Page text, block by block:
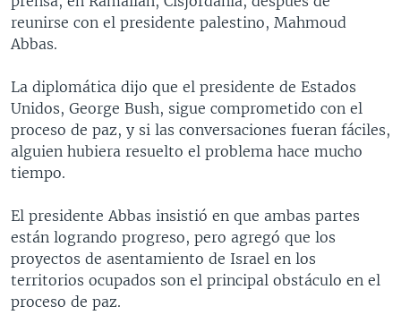
ECUADOR
VENEZUELA
BRASIL
HONDURAS
NICARAGUA
MUNDO
ECONOMÍA
ENTRETENIMIENTO Y CULTURA
TECNOLOGÍA
DEPORTES
CIENCIA Y SALUD
UCRANIA
MULTIMEDIA
VIDEOS
FOTOGRAFÍA
AUDIOS
PROGRAMAS TV
EL MUNDO AL DÍA
FORO INTERAMERICANO
VISIÓN 360
LAS CLAVES
PANORAMA
RADIO
AVANCE INFORMATIVO
AUDIONOTICIAS
BUENOS DÍAS AMÉRICA
ESTADOS UNIDOS AL DÍA
EL MUNDO AL DÍA [RADIO]
FORO [RADIO]
DIRECT
DOCUMENTALES DE LA VOA
Learning English
SÍGANOS
reunirse con el presidente palestino, Mahmoud
Abbas.
La diplomática dijo que el presidente de Estados
Unidos, George Bush, sigue comprometido con el
proceso de paz, y si las conversaciones fueran fáciles,
alguien hubiera resuelto el problema hace mucho
tiempo.
El presidente Abbas insistió en que ambas partes
están logrando progreso, pero agregó que los
proyectos de asentamiento de Israel en los
territorios ocupados son el principal obstáculo en el
proceso de paz.